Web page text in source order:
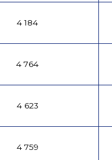
4 184
4 764
4 623
4 759